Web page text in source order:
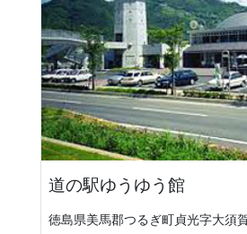
道の駅ゆうゆう館
徳島県美馬郡つるぎ町貞光字大須